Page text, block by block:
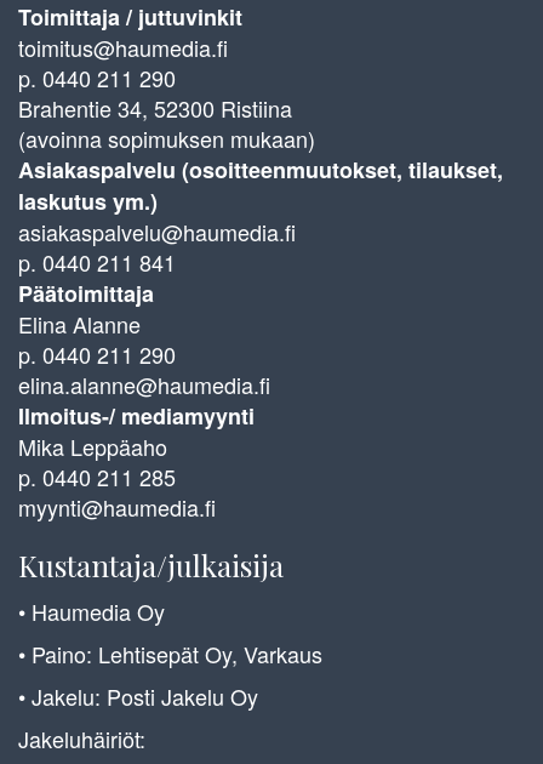
Toimittaja / juttuvinkit
toimitus@haumedia.fi
p. 0440 211 290
Brahentie 34, 52300 Ristiina
(avoinna sopimuksen mukaan)
Asiakaspalvelu (osoitteenmuutokset, tilaukset,
laskutus ym.)
asiakaspalvelu@haumedia.fi
p. 0440 211 841
Päätoimittaja
Elina Alanne
p. 0440 211 290
elina.alanne@haumedia.fi
Ilmoitus-/ mediamyynti
Mika Leppäaho
p. 0440 211 285
myynti@haumedia.fi
Kustantaja/julkaisija
• Haumedia Oy
• Paino: Lehtisepät Oy, Varkaus
• Jakelu: Posti Jakelu Oy
Jakeluhäiriöt: